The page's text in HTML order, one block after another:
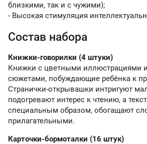
близкими, так и с чужими);
- Высокая стимуляция
Состав набора
Книжки-говорилки (4 штуки)
Книжки с цветными иллюстрациями
сюжетами, побуждающие ребёнка к
Странички-открывашки интригуют
подогревают интерес к чтению, а
специальным образом, обогащают
прилагательными.
Карточки-бормоталки (16 штук)